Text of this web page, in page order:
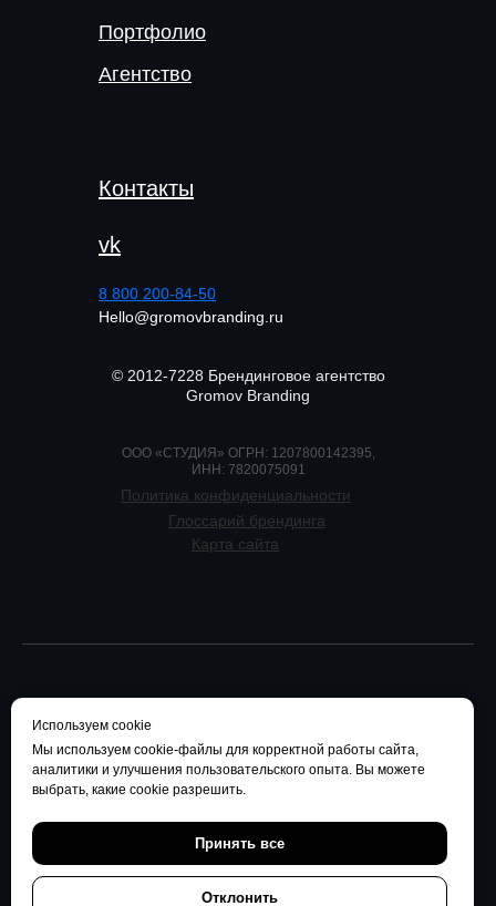
© 2012-7228 Брендинговое агентство
Gromov Branding
ООО «СТУДИЯ» ОГРН: 1207800142395,
ИНН: 7820075091
Политика конфиденциальности
Глоссарий брендинга
vk
Контакты
8 800 200-84-50
Hello@gromovbranding.ru
Портфолио
Агентство
Карта сайта
Используем cookie
Мы используем cookie-файлы для корректной работы сайта,
аналитики и улучшения пользовательского опыта. Вы можете
выбрать, какие cookie разрешить.
Принять все
Отклонить